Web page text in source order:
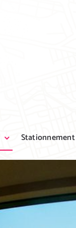
Stationnement